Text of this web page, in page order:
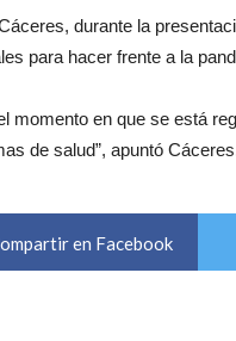
durante la
para hacer frente a la
momento en que se está
de salud”, apuntó
en Facebook